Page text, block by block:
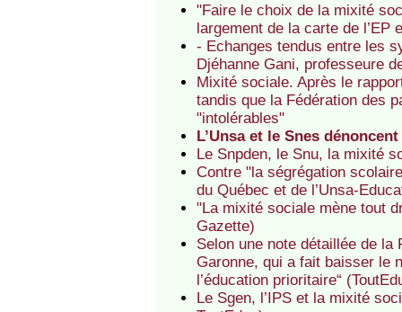
"Faire le choix de la mixité
largement de la carte de l’EP
- Echanges tendus entre les
Djéhanne Gani, professeure
Mixité sociale. Après le
tandis que la Fédération des
"intolérables"
L’Unsa et le Snes dénoncent
Le Snpden, le Snu, la mixité
Contre "la ségrégation
du Québec et de l’Unsa-
"La mixité sociale mène tout
Gazette)
Selon une note détaillée de
Garonne, qui a fait baisser le
l’éducation prioritaire“
Le Sgen, l’IPS et la mixité